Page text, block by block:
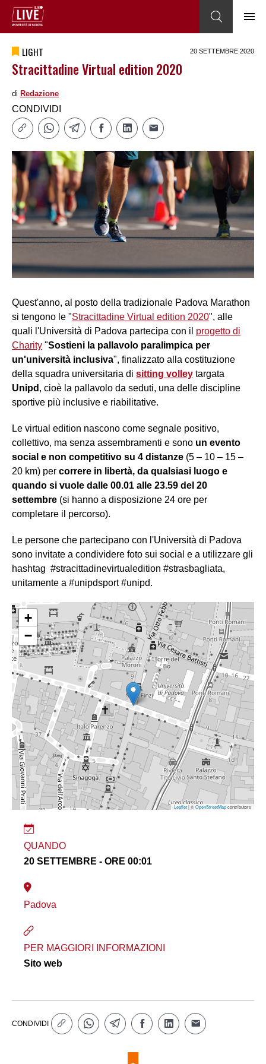
LIGHT 20 SETTEMBRE 2020
Stracittadine Virtual edition 2020
di Redazione
CONDIVIDI
Quest'anno, al posto della tradizionale Padova Marathon
si tengono le "Stracittadine Virtual edition 2020", alle
quali l'Università di Padova partecipa con il progetto di
Charity "Sostieni la pallavolo paralimpica per
un'università inclusiva", finalizzato alla costituzione
della squadra universitaria di sitting volley targata
Unipd , cioè la pallavolo da seduti, una delle discipline
sportive più inclusive e riabilitative.
Le virtual edition nascono come segnale positivo,
collettivo, ma senza assembramenti e sono un evento
social e non competitivo su 4 distanze (5 – 10 – 15 –
20 km) per correre in libertà, da qualsiasi luogo e
quando si vuole dalle 00.01 alle 23.59 del 20
settembre (si hanno a disposizione 24 ore per
completare il percorso).
Le persone che partecipano con l'Università di Padova
sono invitate a condividere foto sui social e a utilizzare gli
hashtag #stracittadinevirtualedition #strasbagliata,
unitamente a #unipdsport #unipd.
+
−
Leaflet| ©OpenStreetMapcontributors
QUANDO
20 SETTEMBRE - ORE 00:01
Padova
PER MAGGIORI INFORMAZIONI
Sito web
CONDIVIDI